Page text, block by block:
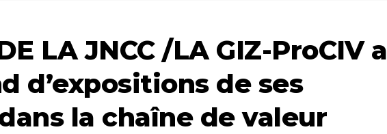
LA JNCC /LA GIZ-ProCIV a
d’expositions de ses
la chaîne de valeur